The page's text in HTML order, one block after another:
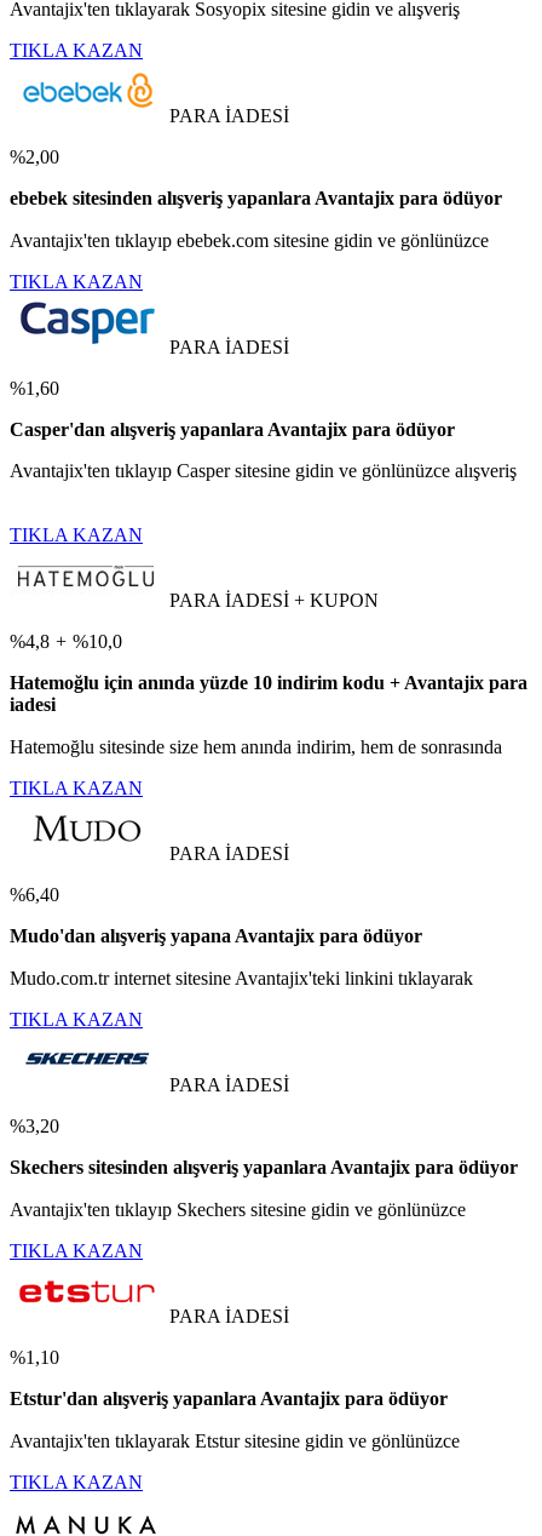
Avantajix'ten tıklayarak Sosyopix sitesine gidin ve alışveriş
TIKLA KAZAN
PARA İADESİ
%2,00
ebebek sitesinden alışveriş yapanlara Avantajix para ödüyor
Avantajix'ten tıklayıp ebebek.com sitesine gidin ve gönlünüzce
TIKLA KAZAN
PARA İADESİ
%1,60
Casper'dan alışveriş yapanlara Avantajix para ödüyor
Avantajix'ten tıklayıp Casper sitesine gidin ve gönlünüzce alışveriş
TIKLA KAZAN
PARA İADESİ + KUPON
%4,8 + %10,0
Hatemoğlu için anında yüzde 10 indirim kodu + Avantajix para
iadesi
Hatemoğlu sitesinde size hem anında indirim, hem de sonrasında
TIKLA KAZAN
PARA İADESİ
%6,40
Mudo'dan alışveriş yapana Avantajix para ödüyor
Mudo.com.tr internet sitesine Avantajix'teki linkini tıklayarak
TIKLA KAZAN
PARA İADESİ
%3,20
Skechers sitesinden alışveriş yapanlara Avantajix para ödüyor
Avantajix'ten tıklayıp Skechers sitesine gidin ve gönlünüzce
TIKLA KAZAN
PARA İADESİ
%1,10
Etstur'dan alışveriş yapanlara Avantajix para ödüyor
Avantajix'ten tıklayarak Etstur sitesine gidin ve gönlünüzce
TIKLA KAZAN